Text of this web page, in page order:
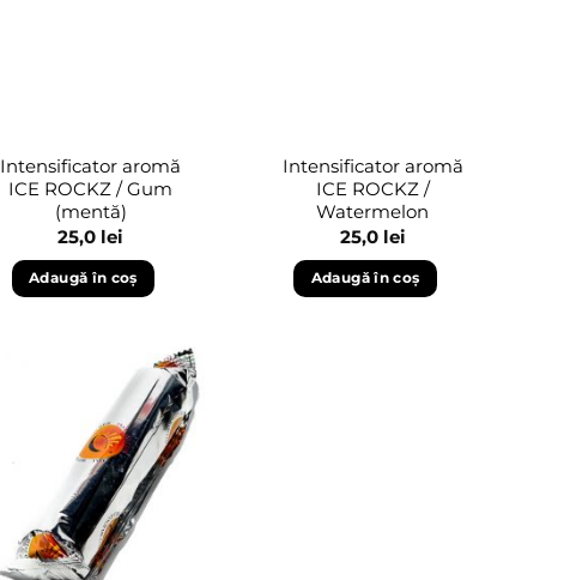
Intensificator aromă
ICE ROCKZ / Gum
(mentă)
25,0 lei
Adaugă în coș
Intensificator aromă
ICE ROCKZ /
Watermelon
25,0 lei
Adaugă în coș
Adaugă
în
wishlist